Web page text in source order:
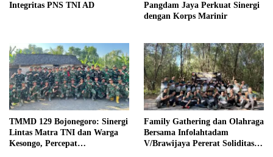
Integritas PNS TNI AD
Pangdam Jaya Perkuat Sinergi
dengan Korps Marinir
TMMD 129 Bojonegoro: Sinergi
Lintas Matra TNI dan Warga
Kesongo, Percepat
Family Gathering dan Olahraga
Bersama Infolahtadam
V/Brawijaya Pererat Soliditas